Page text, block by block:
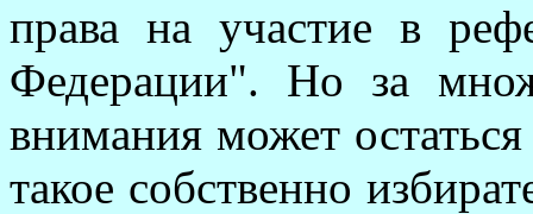
права на участие в
Федерации". Но за
внимания может
такое собственно